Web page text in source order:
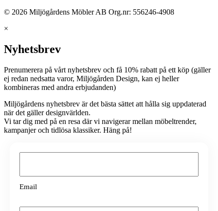
© 2026 Miljögårdens Möbler AB Org.nr: 556246-4908
×
Nyhetsbrev
Prenumerera på vårt nyhetsbrev och få 10% rabatt på ett köp (gäller
ej redan nedsatta varor, Miljögården Design, kan ej heller
kombineras med andra erbjudanden)
Miljögårdens nyhetsbrev är det bästa sättet att hålla sig uppdaterad
när det gäller designvärlden.
Vi tar dig med på en resa där vi navigerar mellan möbeltrender,
kampanjer och tidlösa klassiker. Häng på!
Email